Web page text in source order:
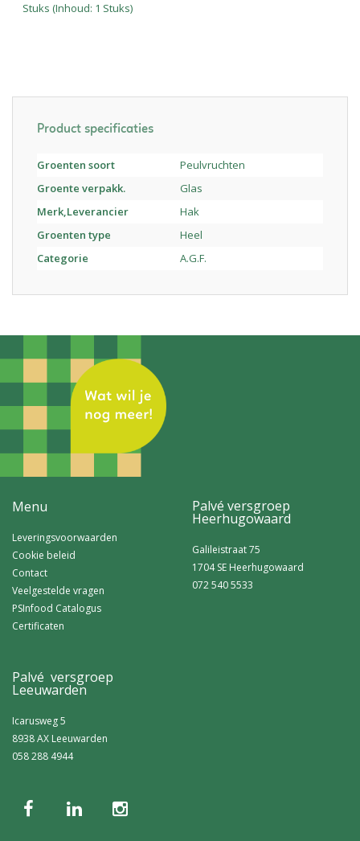
Stuks (Inhoud: 1 Stuks)
Product specificaties
Groenten soort
Peulvruchten
Groente verpakk.
Glas
Merk,Leverancier
Hak
Groenten type
Heel
Categorie
A.G.F.
Menu
Leveringsvoorwaarden
Cookie beleid
Contact
Veelgestelde vragen
PSInfood Catalogus
Certificaten
Palvé versgroep
Heerhugowaard
Galileistraat 75
1704 SE Heerhugowaard
072 540 5533
Palvé versgroep
Leeuwarden
Icarusweg 5
8938 AX Leeuwarden
058 288 4944